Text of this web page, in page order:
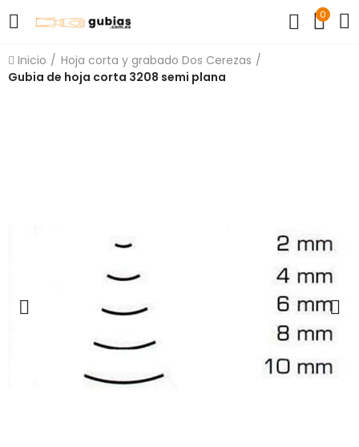
0
Inicio
Hoja corta y grabado Dos Cerezas
Gubia de hoja corta 3208 semi plana